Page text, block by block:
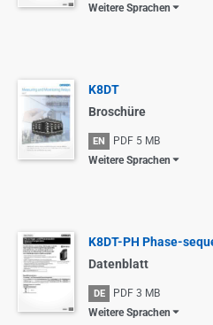
Weitere Sprachen
K8DT
Broschüre
EN PDF 5 MB
Weitere Sprachen
K8DT-PH Phase-
Datenblatt
DE PDF 3 MB
Weitere Sprachen